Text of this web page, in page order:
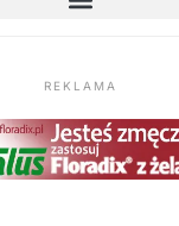
REKLAMA